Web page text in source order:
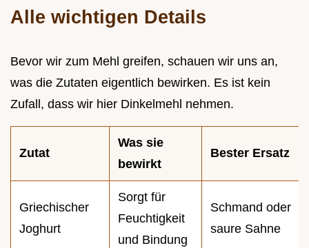
Alle wichtigen Details
Bevor wir zum Mehl greifen, schauen wir uns an,
was die Zutaten eigentlich bewirken. Es ist kein
Zufall, dass wir hier Dinkelmehl nehmen.
Zutat
Was sie
bewirkt
Bester Ersatz
Griechischer
Joghurt
Sorgt für
Feuchtigkeit
und Bindung
Schmand oder
saure Sahne